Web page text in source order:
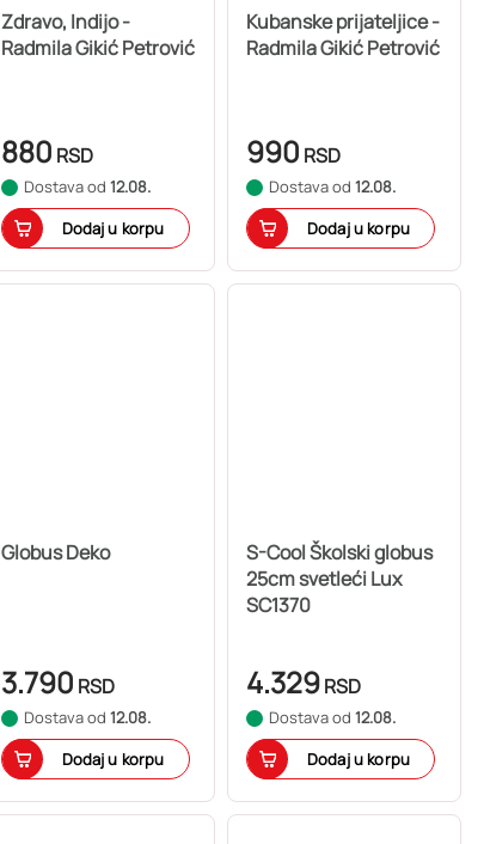
Zdravo, Indijo -
Radmila Gikić Petrović
880 RSD
Dostava od 12.08.
Dodaj u korpu
Kubanske prijateljice -
Radmila Gikić Petrović
990 RSD
Dostava od 12.08.
Dodaj u korpu
Globus Deko
3.790 RSD
Dostava od 12.08.
Dodaj u korpu
S-Cool Školski globus
25cm svetleći Lux
SC1370
4.329RSD
Dostava od 12.08.
Dodaj u korpu